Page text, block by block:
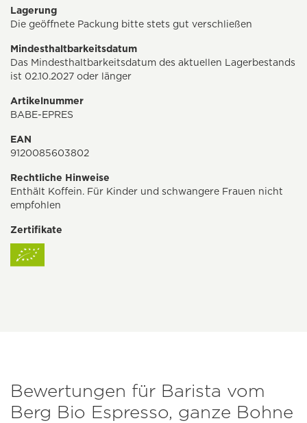
Lagerung
Die geöffnete Packung bitte stets gut verschließen
Mindesthaltbarkeitsdatum
Das Mindesthaltbarkeitsdatum des aktuellen Lagerbestands
ist 02.10.2027 oder länger
Artikelnummer
BABE-EPRES
EAN
9120085603802
Rechtliche Hinweise
Enthält Koffein. Für Kinder und schwangere Frauen nicht
empfohlen
Zertifikate
Bewertungen für Barista vom
Berg Bio Espresso, ganze Bohne